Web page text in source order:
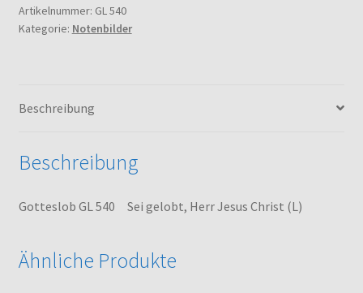
gelobt,
Herr
Menge
Artikelnummer: GL 540
Kategorie: Notenbilder
Beschreibung
Beschreibung
Gotteslob GL 540 Sei gelobt, Herr Jesus Christ (L)
Ähnliche Produkte